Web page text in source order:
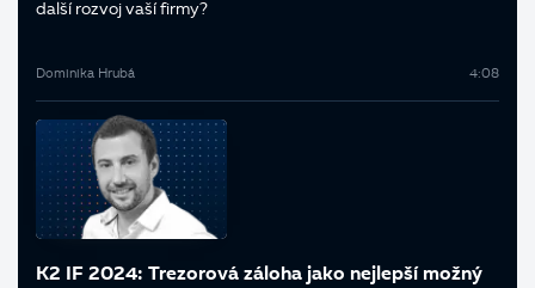
další rozvoj vaší firmy?
Dominika Hrubá 4:08
K2 IF 2024: Trezorová záloha jako nejlepší možný